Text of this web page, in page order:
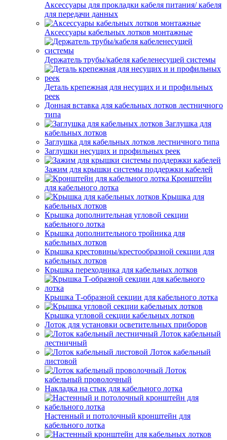
Аксессуары для прокладки кабеля питания/ кабеля
для передачи данных
Аксессуары кабельных лотков монтажные
Держатель трубы/кабеля кабеленесущей системы
Деталь крепежная для несущих и и профильных
реек
Донная вставка для кабельных лотков лестничного
типа
Заглушка для
кабельных лотков
Заглушка для кабельных лотков лестничного типа
Заглушки несущих и профильных реек
Зажим для крышки системы поддержки кабелей
Кронштейн
для кабельного лотка
Крышка для
кабельных лотков
Крышка дополнительная угловой секции
кабельного лотка
Крышка дополнительного тройника для
кабельных лотков
Крышка крестовины/крестообразной секции для
кабельных лотков
Крышка переходника для кабельных лотков
Крышка Т-образной секции для кабельного лотка
Крышка угловой секции кабельных лотков
Лоток для установки осветительных приборов
Лоток кабельный
лестничный
Лоток кабельный
листовой
Лоток
кабельный проволочный
Накладка на стык для кабельного лотка
Настенный и потолочный кронштейн для
кабельного лотка